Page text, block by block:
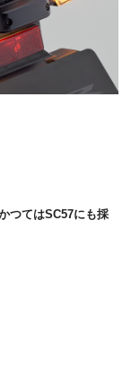
つてはSC57にも採